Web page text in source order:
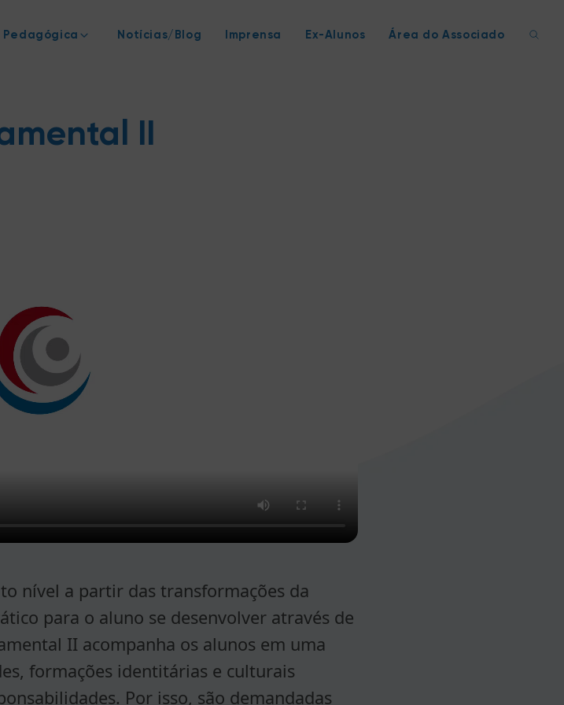
II
nível a partir das transformações da
para o aluno se desenvolver através de
II acompanha os alunos em uma
formações identitárias e culturais
Por isso, são demandadas
Pedagógica Notícias/Blog Imprensa Ex-Alunos Área do Associado